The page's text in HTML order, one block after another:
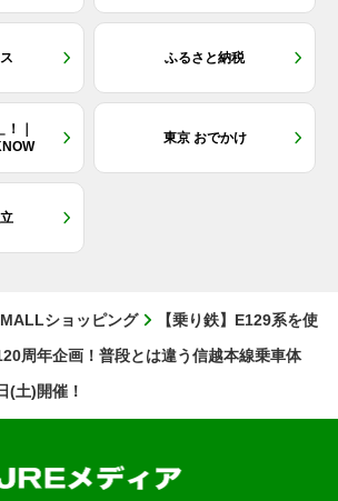
ふるさと納税
｜
東京 おでかけ
ショッピング
【乗り鉄】E129系を使
周年企画！普段とは違う信越本線乗車体
(土)開催！